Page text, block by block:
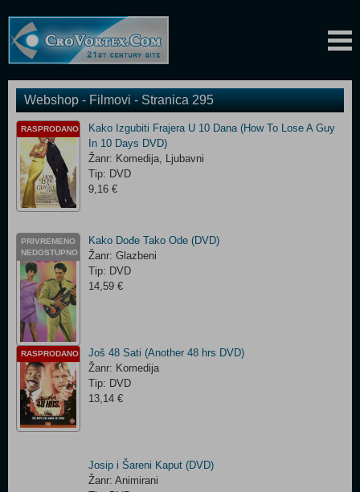
Webshop - Filmovi - Stranica 295
RASPRODANO
Kako Izgubiti Frajera U 10 Dana (How To Lose A Guy
In 10 Days DVD)
Žanr: Komedija, Ljubavni
Tip: DVD
9,16 €
PRIVREMENO
NEDOSTUPNO
Kako Dođe Tako Ode (DVD)
Žanr: Glazbeni
Tip: DVD
14,59 €
RASPRODANO
Još 48 Sati (Another 48 hrs DVD)
Žanr: Komedija
Tip: DVD
13,14 €
Josip i Šareni Kaput (DVD)
Žanr: Animirani